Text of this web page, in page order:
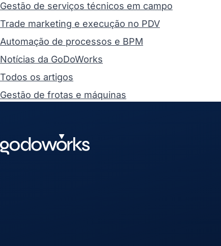
Gestão de serviços técnicos em campo
Trade marketing e execução no PDV
Automação de processos e BPM
Notícias da GoDoWorks
Todos os artigos
Gestão de frotas e máquinas